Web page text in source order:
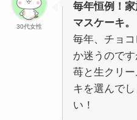
30代女性
毎年恒例！
マスケーキ。
毎年、チョ
か迷うので
苺と生クリ
キを選んで
い！